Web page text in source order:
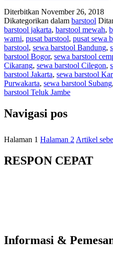
Diterbitkan November 26, 2018
Dikategorikan dalam barstool
barstool jakarta, barstool mewah,
warni, pusat barstool, pusat sewa
barstool, sewa barstool Bandung,
barstool Bogor, sewa barstool
Cikarang, sewa barstool Cilegon,
barstool Jakarta, sewa barstool
Purwakarta, sewa barstool Subang,
barstool Teluk Jambe
Navigasi pos
Halaman 1 Halaman 2 Artikel
RESPON CEPAT
Informasi &